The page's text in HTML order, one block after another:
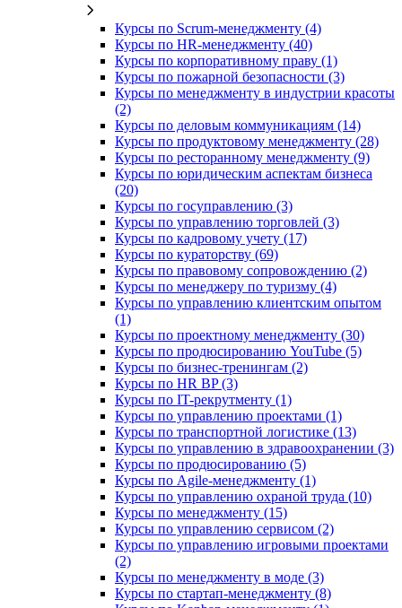
Курсы по Scrum-менеджменту (4)
Курсы по HR-менеджменту (40)
Курсы по корпоративному праву (1)
Курсы по пожарной безопасности (3)
Курсы по менеджменту в индустрии красоты
(2)
Курсы по деловым коммуникациям (14)
Курсы по продуктовому менеджменту (28)
Курсы по ресторанному менеджменту (9)
Курсы по юридическим аспектам бизнеса
(20)
Курсы по госуправлению (3)
Курсы по управлению торговлей (3)
Курсы по кадровому учету (17)
Курсы по кураторству (69)
Курсы по правовому сопровождению (2)
Курсы по менеджеру по туризму (4)
Курсы по управлению клиентским опытом
(1)
Курсы по проектному менеджменту (30)
Курсы по продюсированию YouTube (5)
Курсы по бизнес-тренингам (2)
Курсы по HR BP (3)
Курсы по IT-рекрутменту (1)
Курсы по управлению проектами (1)
Курсы по транспортной логистике (13)
Курсы по управлению в здравоохранении (3)
Курсы по продюсированию (5)
Курсы по Agile-менеджменту (1)
Курсы по управлению охраной труда (10)
Курсы по менеджменту (15)
Курсы по управлению сервисом (2)
Курсы по управлению игровыми проектами
(2)
Курсы по менеджменту в моде (3)
Курсы по стартап-менеджменту (8)